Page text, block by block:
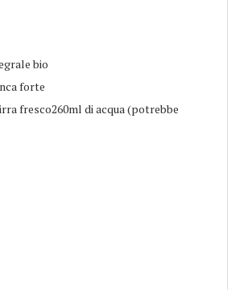
bio
forte
fresco260ml di acqua (potrebbe